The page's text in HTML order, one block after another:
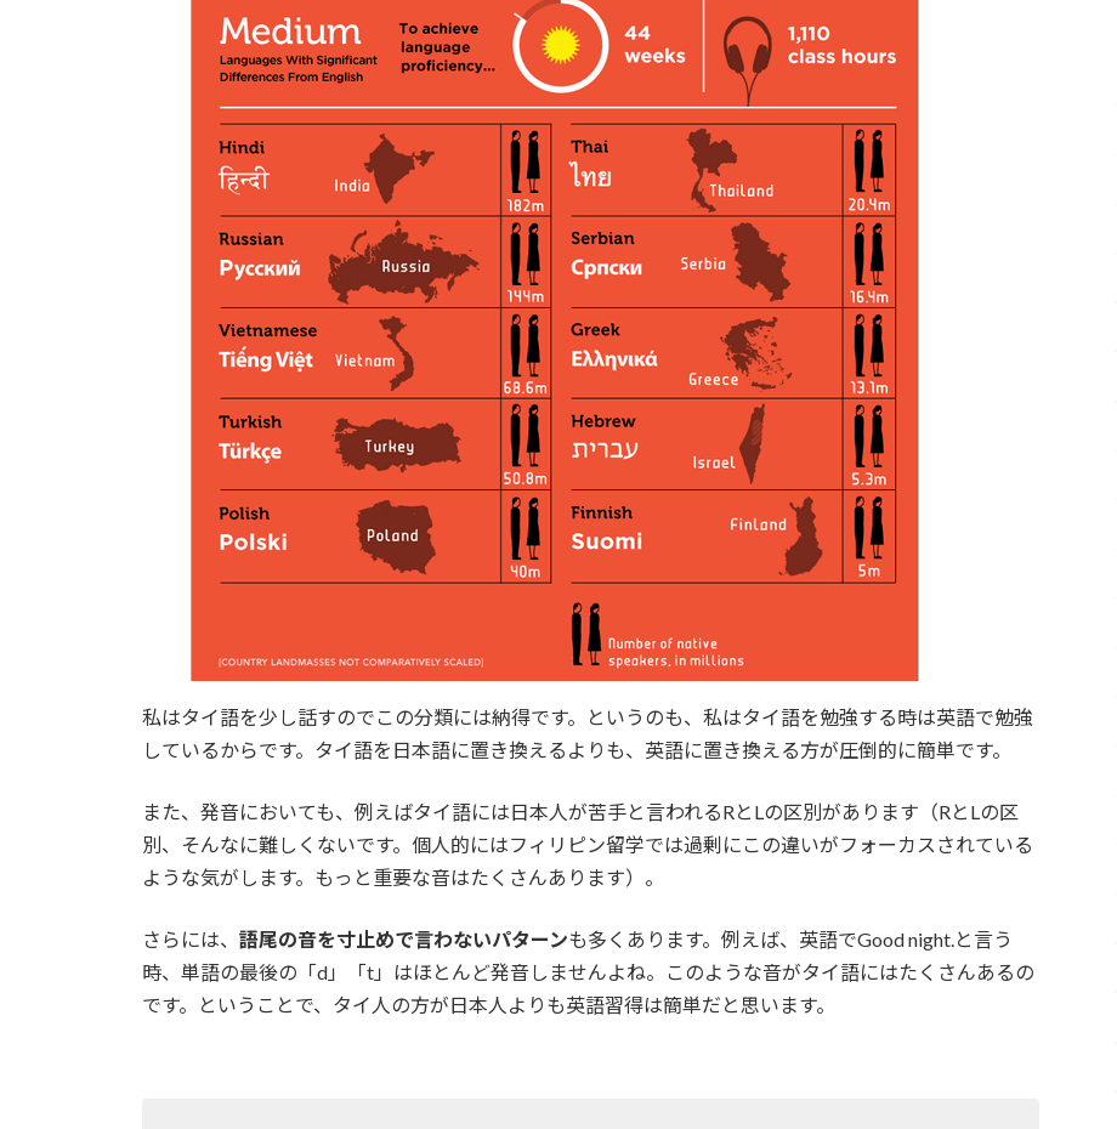
私はタイ語を少し話すのでこの分類には納得です。というのも、私はタイ語を勉強する時は英語で勉強
しているからです。タイ語を日本語に置き換えるよりも、英語に置き換える方が圧倒的に簡単です。
また、発音においても、例えばタイ語には日本人が苦手と言われるRとLの区別があります（RとLの区
別、そんなに難しくないです。個人的にはフィリピン留学では過剰にこの違いがフォーカスされている
ような気がします。もっと重要な音はたくさんあります）。
さらには、 語尾の音を寸止めで言わないパターンも多くあります。例えば、英語でGood night.と言う
時、単語の最後の「d」「t」はほとんど発音しませんよね。このような音がタイ語にはたくさんあるの
です。ということで、タイ人の方が日本人よりも英語習得は簡単だと思います。